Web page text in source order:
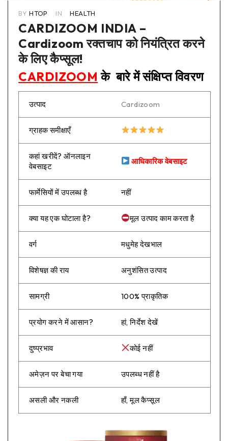
BY HTOP IN HEALTH
CARDIZOOM INDIA –
Cardizoom रक्तचाप को नियंत्रित करने
के लिए कैप्सूल!
CARDIZOOM के बारे में संक्षिप्त विवरण
उत्पाद Cardizoom
ग्राहक समीक्षाएँ
कहां खरीदें? ऑनलाइन
वेबसाइट
आधिकारिक वेबसाइट
फार्मेसियों में उपलब्ध है नहीं
क्या यह एक घोटाला है? मूल उत्पाद काम करता है
वर्ग मधुमेह देखभाल
विशेषज्ञ की राय अनुशंसित उत्पाद
सामग्री 100% प्राकृतिक
प्रयोग करने में आसान? हां, निर्देश देखें
दुष्प्रभाव कोई नहीं
अमेज़न पर बेचा गया उपलब्ध नहीं है
असली और नकली हाँ, मूल कैप्सूल